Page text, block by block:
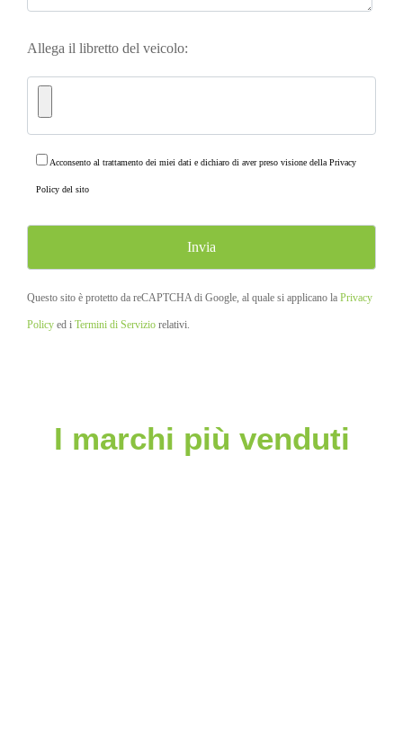
Allega il libretto del veicolo:
Acconsento al trattamento dei miei dati e dichiaro di aver preso visione dellaPrivacy
Policy del sito
Questo sito è protetto da reCAPTCHA di Google, al quale si applicano la Privacy
Policy ed i Termini di Servizio relativi.
I marchi più venduti